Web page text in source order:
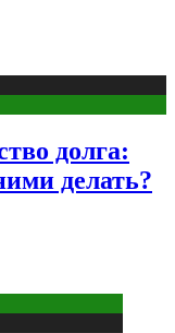
долга:
делать?